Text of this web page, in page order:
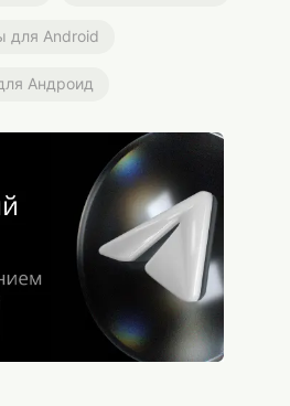
для Android
Андроид